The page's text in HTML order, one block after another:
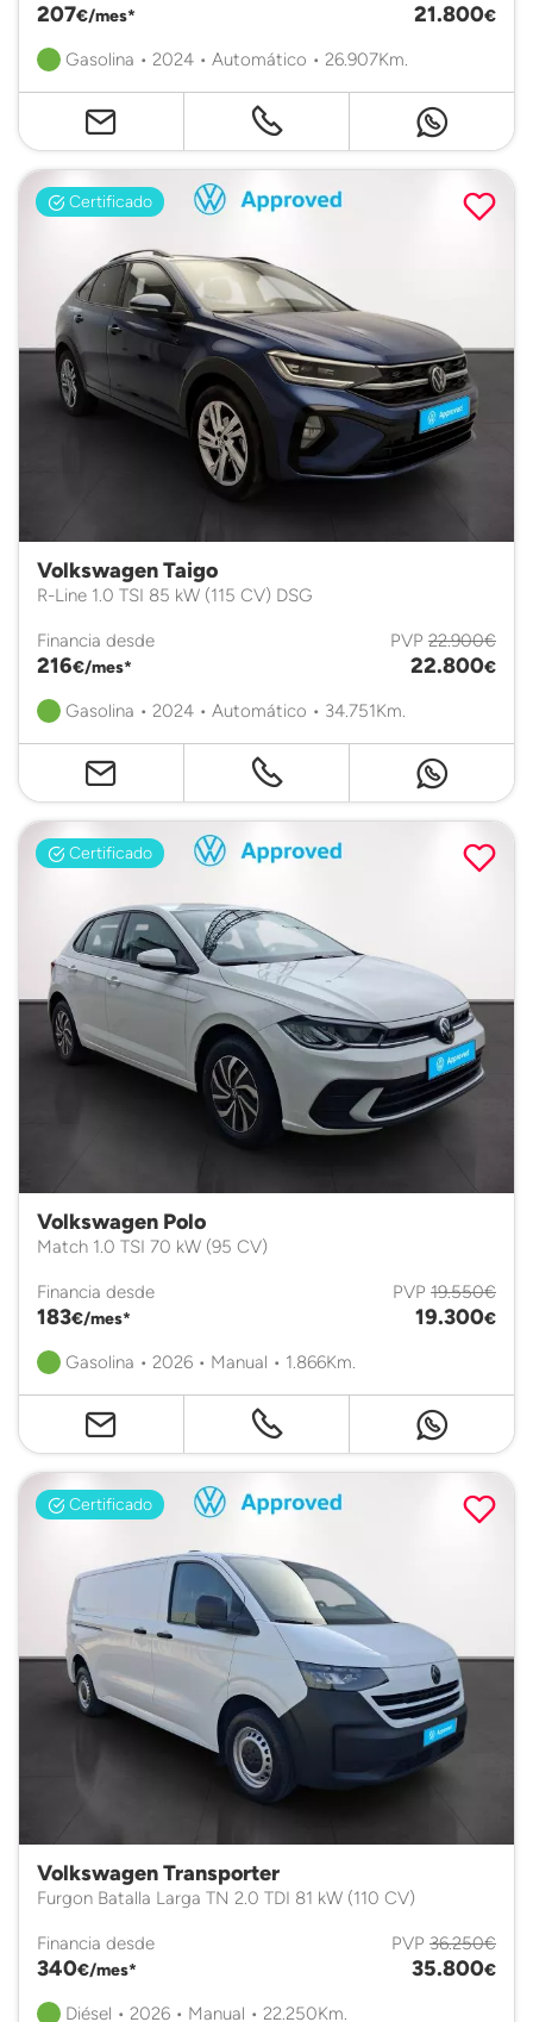
207€/mes* 21.800€
Gasolina • 2024 • Automático • 26.907Km.
Certificado
Volkswagen Taigo
R-Line 1.0 TSI 85 kW (115 CV) DSG
Financia desde
216€/mes*
PVP 22.900€
22.800€
Gasolina • 2024 • Automático • 34.751Km.
Certificado
Volkswagen Polo
Match 1.0 TSI 70 kW (95 CV)
Financia desde
183€/mes*
PVP 19.550€
19.300€
Gasolina • 2026 • Manual • 1.866Km.
Certificado
Volkswagen Transporter
Furgon Batalla Larga TN 2.0 TDI 81 kW (110 CV)
Financia desde
340€/mes*
PVP 36.250€
35.800€
Diésel • 2026 • Manual • 22.250Km.